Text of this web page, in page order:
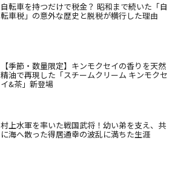
自転車を持つだけで税金？ 昭和まで続いた「自
転車税」の意外な歴史と脱税が横行した理由
【季節・数量限定】キンモクセイの香りを天然
精油で再現した「スチームクリーム キンモクセ
イ&茶」新登場
村上水軍を率いた戦国武将！幼い弟を支え、共
に海へ散った得居通幸の波乱に満ちた生涯